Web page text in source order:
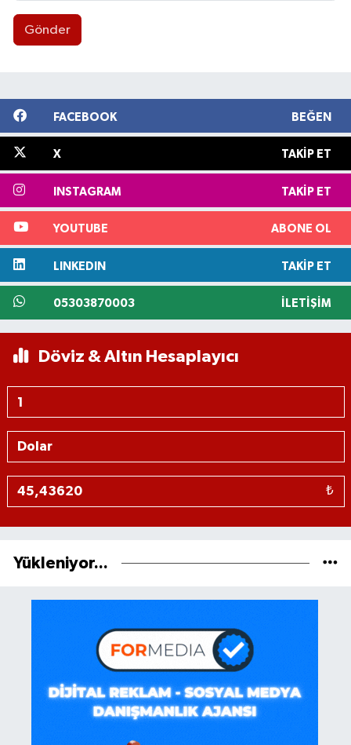
Gönder
FACEBOOK BEĞEN
X TAKIP ET
INSTAGRAM TAKIP ET
YOUTUBE ABONE OL
LINKEDIN TAKIP ET
05303870003 İLETIŞIM
Döviz & Altın Hesaplayıcı
₺
Yükleniyor...